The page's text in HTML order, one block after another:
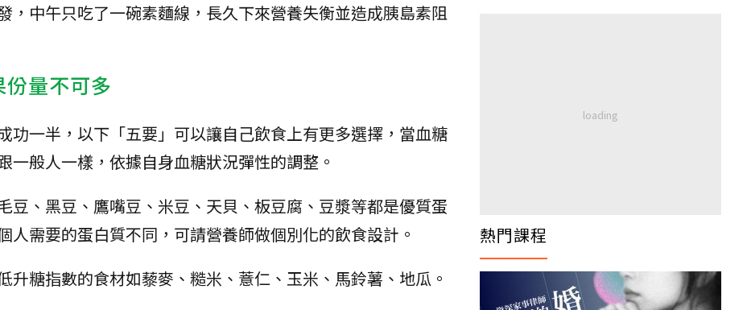
，中午只吃了一碗素麵線，長久下來營養失衡並造成胰島素阻
量不可多
功一半，以下「五要」可以讓自己飲食上有更多選擇，當血糖
一般人一樣，依據自身血糖狀況彈性的調整。
豆、黑豆、鷹嘴豆、米豆、天貝、板豆腐、豆漿等都是優質蛋
人需要的蛋白質不同，可請營養師做個別化的飲食設計。
升糖指數的食材如藜麥、糙米、薏仁、玉米、馬鈴薯、地瓜。
熱門課程